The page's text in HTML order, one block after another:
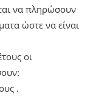
να πληρώσουν
ώστε να είναι
οι
.